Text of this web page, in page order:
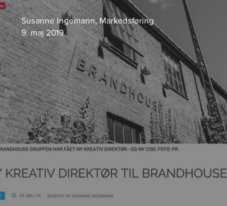
Susanne Ingemann, Markedsføring
9. maj 2019